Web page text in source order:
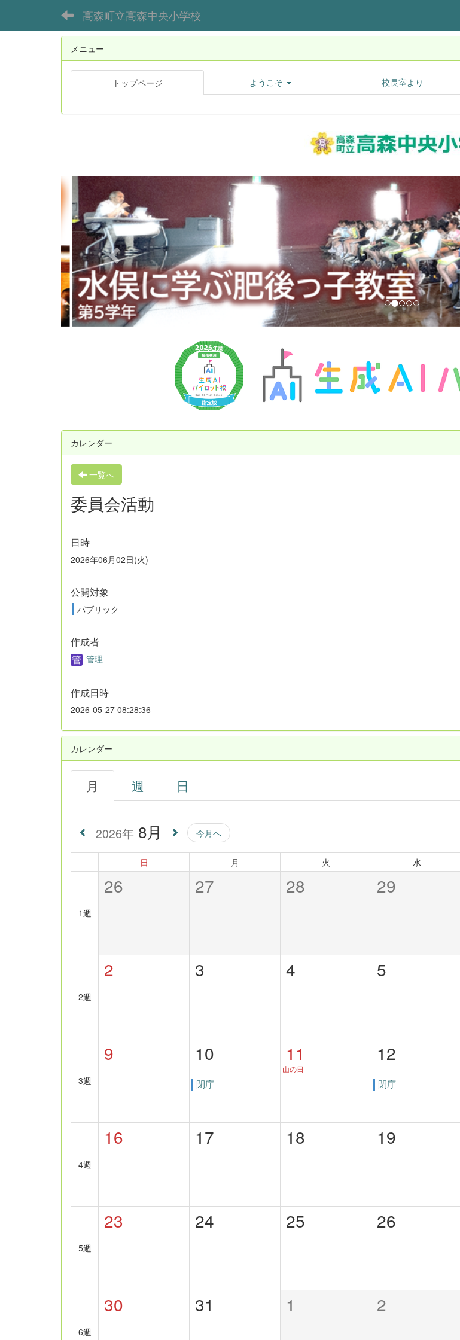
高森町立高森中央小学校
メニュー
トップページ ようこそ 校長室より
p
r
e
v
i
o
u
s
カレンダー
一覧へ
委員会活動
日時
2026年06月02日(火)
公開対象
パブリック
作成者
管理
作成日時
2026-05-27 08:28:36
カレンダー
月 週 日
2026年 8月 今月へ
日 月 火 水
1週
26 27 28 29
2週
2 3 4 5
3週
9 10
閉庁
11
山の日
12
閉庁
4週
16 17 18 19
5週
23 24 25 26
6週
30 31 1 2